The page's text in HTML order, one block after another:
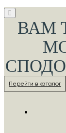
ВАМ
Перейти в каталог